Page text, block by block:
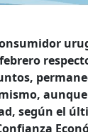
según el